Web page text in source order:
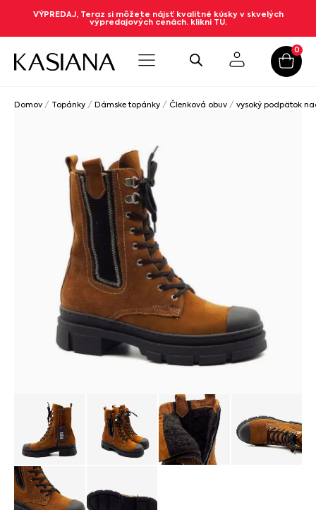
VÝPREDAJ, Teraz si môžete nájsť kvalitné kúsky v skvelých
výpredajových cenách. klikni TU.
0
Domov / Topánky / Dámske topánky / Členková obuv / vysoký podpätok